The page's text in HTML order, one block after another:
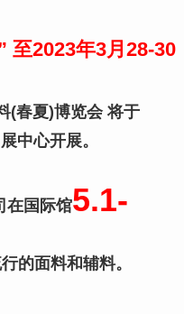
至2023年3月28-30
(春夏)博览会 将于
中心开展。
在国际馆5.1-
的面料和辅料。